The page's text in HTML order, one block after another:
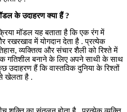
के उदाहरण क्या हैं ?
मॉडल यह बताता है कि एक रंग में
रखरखाव में योगदान देता है . प्रत्येक
व्यक्तित्व और संचार शैली को रिश्ते में
गतिशील बनाने के लिए अपने साथी के साथ
उदाहरण हैं कि वास्तविक दुनिया के रिश्तों
खेलता है .